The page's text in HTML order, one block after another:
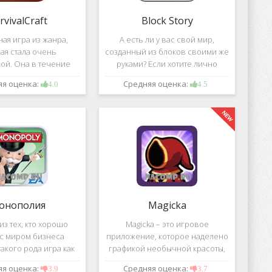
игра из жанра,
стала очень
Она в течение
временного
попала в список
качество графики,
оценка: 4.0
Block Story
А есть ли у вас свой мир,
созданный из блоков своими же
руками? Если хотите лично
воздвигнуть для себя такой мир,
тогда игра, которая называется
Средняя оценка: 4.5
тех, кто хорошо
миром бизнеса
рода игра как
настольная игра
оценка: 3.9
Magicka
Magicka – это игровое
приложение, которое наделено
графикой необычной красоты,
все персонажи в нем весьма
Средняя оценка: 3.7